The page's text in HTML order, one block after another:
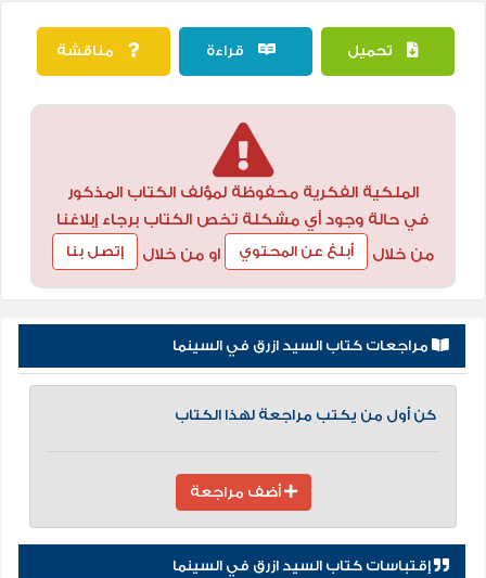
تحميل قراءة مناقشة
الملكية الفكرية محفوظة لمؤلف الكتاب المذكور
في حالة وجود أي مشكلة تخص الكتاب برجاء إبلاغنا
من خلال
أبلغ عن المحتوي او من خلال إتصل بنا
مراجعات كتاب السيد ازرق في السينما
كن أول من يكتب مراجعة لهذا الكتاب
أضف مراجعة
إقتباسات كتاب السيد ازرق في السينما